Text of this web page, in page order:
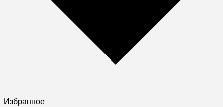
Избранное